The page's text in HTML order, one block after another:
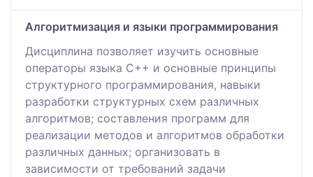
Алгоритмизация и языки программирования
Дисциплина позволяет изучить основные
операторы языка C++ и основные принципы
структурного программирования, навыки
разработки структурных схем различных
алгоритмов; составления программ для
реализации методов и алгоритмов обработки
различных данных; организовать в
зависимости от требований задачи